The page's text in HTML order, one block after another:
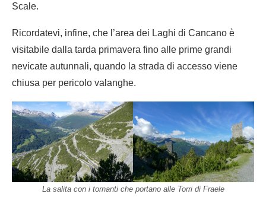
Scale.
Ricordatevi, infine, che l’area dei Laghi di Cancano è
visitabile dalla tarda primavera fino alle prime grandi
nevicate autunnali, quando la strada di accesso viene
chiusa per pericolo valanghe.
La salita con i tornanti che portano alle Torri di Fraele